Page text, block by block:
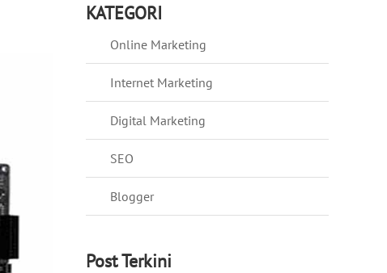
KATEGORI
Online Marketing
Internet Marketing
Digital Marketing
SEO
Blogger
Post Terkini